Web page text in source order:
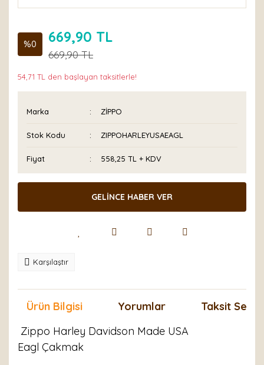
%0 669,90 TL
669,90 TL
54,71 TL den başlayan taksitlerle!
Marka ZİPPO
Stok Kodu ZIPPOHARLEYUSAEAGL
Fiyat 558,25 TL + KDV
GELİNCE HABER VER
Karşılaştır
Ürün Bilgisi Yorumlar
Taksit
Zippo Harley Davidson Made USA
Eagl Çakmak